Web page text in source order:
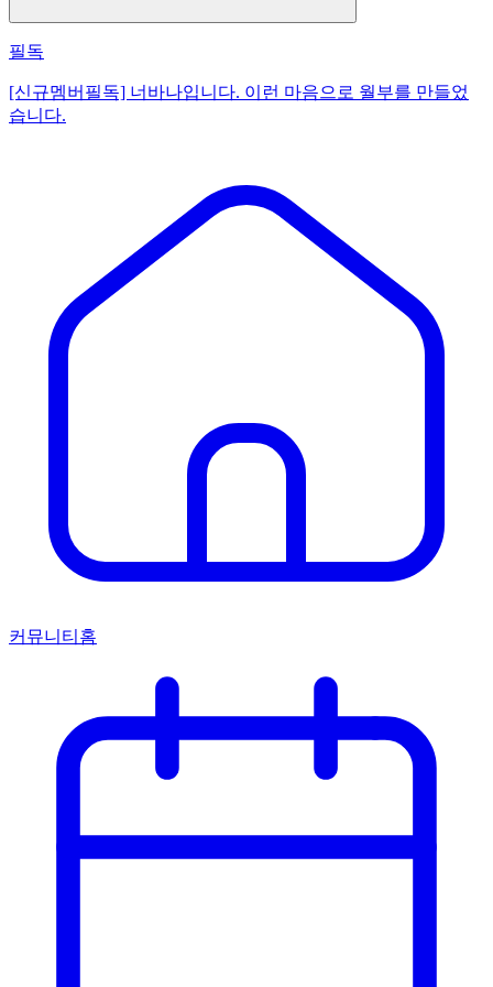
필독
[신규멤버필독] 너바나입니다. 이런 마음으로 월부를 만들었
습니다.
커뮤니티홈